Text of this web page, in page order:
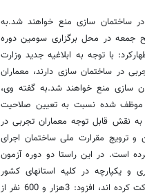
در ساختمان سازی منع خواهند شد.به
جمعه در محل برگزاری سومین دوره
با توجه به ابلاغیه جدید وزارت
در ساختمان سازی دارند، معماران
سازی منع خواهند شد.به گفته وی،
موظف شده نسبت به تعیین صلاحیت
به نقش قابل توجه معماران تجربی در
و ترویج مقرارت ملی ساختمان اجرای
است. در این راستا دو دوره آزمون
یکپارچه در کلیه استانهای کشور
هستیم.موذن با اعلام اینکه، 8 هزار و 500 نفر در این آزمون در کل کشور شرکت کرده اند، افزود: 3هزار و 600 نفر از